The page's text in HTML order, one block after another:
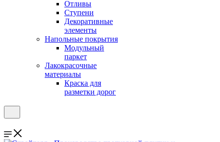
Отливы
Ступени
Декоративные
элементы
Напольные покрытия
Модульный
паркет
Лакокрасочные
материалы
Краска для
разметки дорог